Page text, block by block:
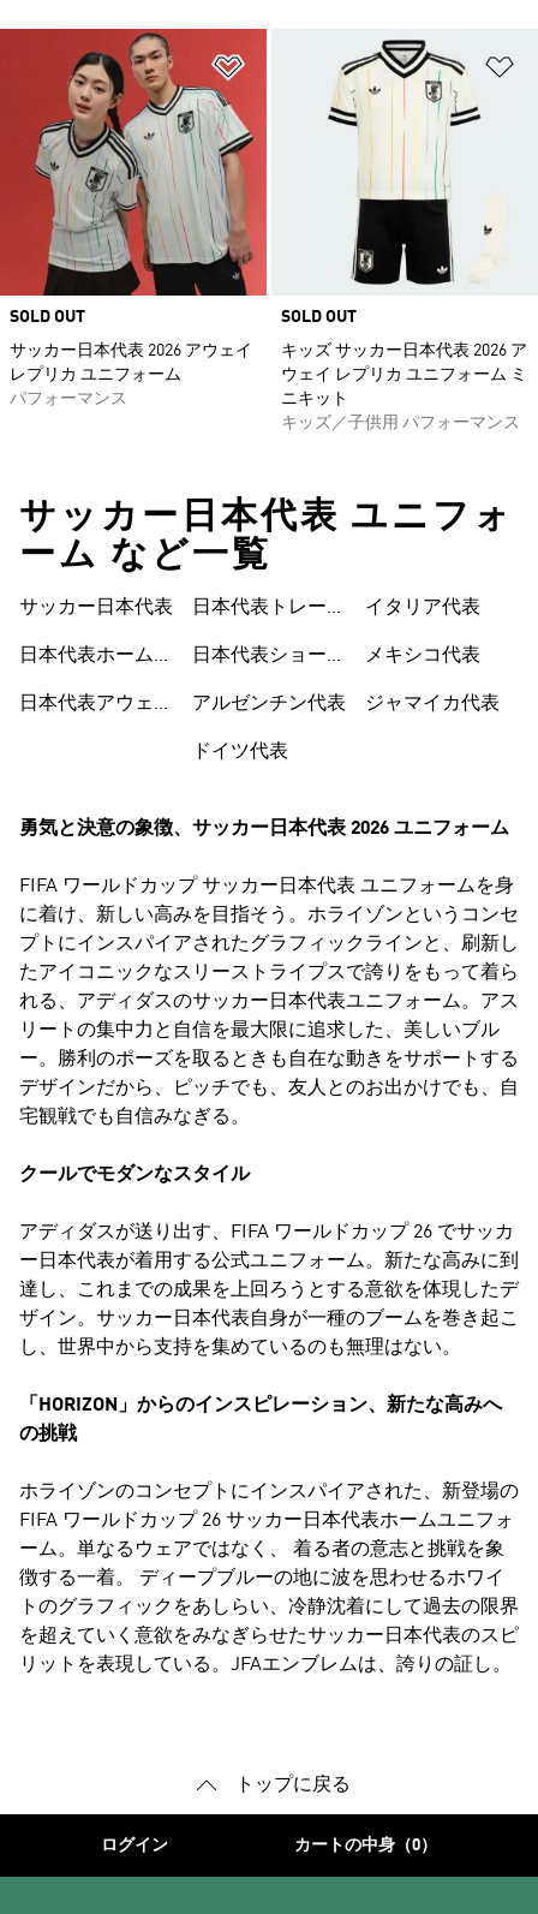
ほしいものリストに追加
SOLD OUT
サッカー日本代表 2026 アウェイ
レプリカ ユニフォーム
パフォーマンス
SOLD OUT
キッズ サッカー日本代表 2026 ア
ウェイ レプリカ ユニフォーム ミ
ニキット
キッズ／子供用 パフォーマンス
サッカー日本代表 ユニフォ
ーム など一覧
サッカー日本代表
日本代表ホームユ
日本代表アウェイ
日本代表トレーニ
日本代表ショート
アルゼンチン代表
ドイツ代表
イタリア代表
メキシコ代表
ジャマイカ代表
勇気と決意の象徴、サッカー日本代表 2026 ユニフォーム
FIFA ワールドカップ サッカー日本代表 ユニフォームを身
に着け、新しい高みを目指そう。ホライゾンというコンセ
プトにインスパイアされたグラフィックラインと、刷新し
たアイコニックなスリーストライプスで誇りをもって着ら
れる、アディダスのサッカー日本代表ユニフォーム。アス
リートの集中力と自信を最大限に追求した、美しいブル
ー。勝利のポーズを取るときも自在な動きをサポートする
デザインだから、ピッチでも、友人とのお出かけでも、自
宅観戦でも自信みなぎる。
クールでモダンなスタイル
アディダスが送り出す、FIFA ワールドカップ 26 でサッカ
ー日本代表が着用する公式ユニフォーム。新たな高みに到
達し、これまでの成果を上回ろうとする意欲を体現したデ
ザイン。サッカー日本代表自身が一種のブームを巻き起こ
し、世界中から支持を集めているのも無理はない。
「HORIZON」からのインスピレーション、新たな高みへ
の挑戦
ホライゾンのコンセプトにインスパイアされた、新登場の
FIFA ワールドカップ 26 サッカー日本代表ホームユニフォ
ーム。単なるウェアではなく、 着る者の意志と挑戦を象
徴する一着。 ディープブルーの地に波を思わせるホワイ
トのグラフィックをあしらい、冷静沈着にして過去の限界
を超えていく意欲をみなぎらせたサッカー日本代表のスピ
リットを表現している。JFAエンブレムは、誇りの証し。
トップに戻る
ログイン カートの中身（0）